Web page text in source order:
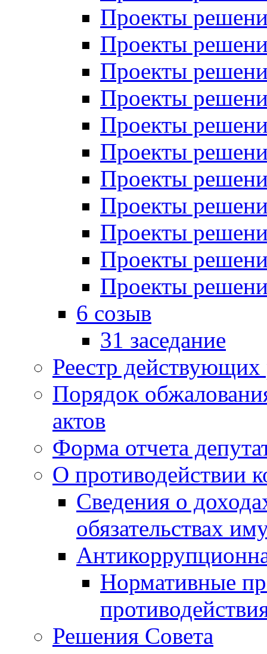
Проекты
Проекты
Проекты
Проекты
Проекты
Проекты
Проекты
Проекты
Проекты
Проекты
Проекты
6 созыв
31 заседание
Реестр
Порядок
актов
Форма отчета
О противодействии
Сведения о
обязательствах
Нормативные
Решения Совета